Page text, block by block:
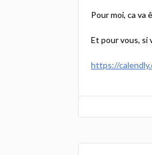
Pour moi, ca va
Et pour vous, si
https://